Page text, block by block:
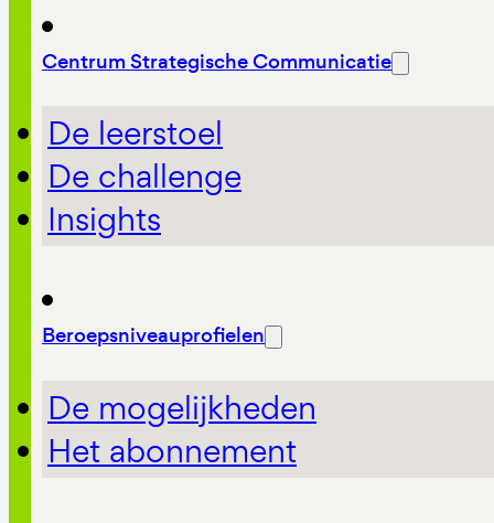
Centrum Strategische Communicatie
De leerstoel
De challenge
Insights
Beroepsniveauprofielen
De mogelijkheden
Het abonnement